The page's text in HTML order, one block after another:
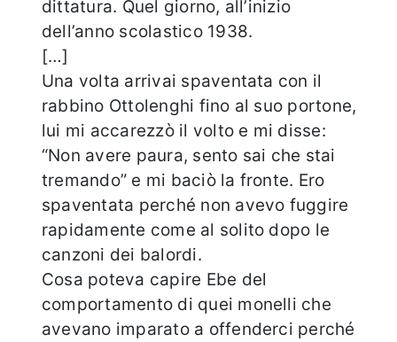
dittatura. Quel giorno, all’inizio
dell’anno scolastico 1938.
[…]
Una volta arrivai spaventata con il
rabbino Ottolenghi fino al suo portone,
lui mi accarezzò il volto e mi disse:
“Non avere paura, sento sai che stai
tremando” e mi baciò la fronte. Ero
spaventata perché non avevo fuggire
rapidamente come al solito dopo le
canzoni dei balordi.
Cosa poteva capire Ebe del
comportamento di quei monelli che
avevano imparato a offenderci perché